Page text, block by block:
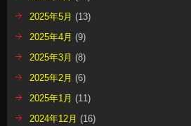
2025年5月 (13)
2025年4月 (9)
2025年3月 (8)
2025年2月 (6)
2025年1月 (11)
2024年12月 (16)